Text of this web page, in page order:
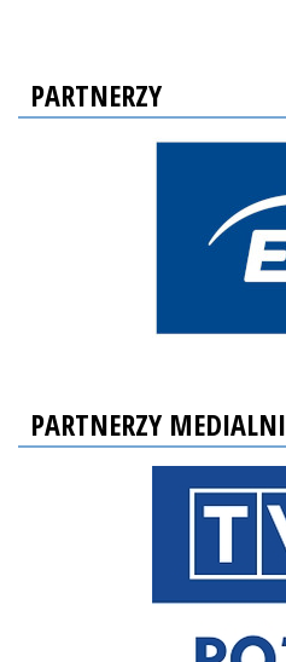
PARTNERZY
PARTNERZY MEDIALNI